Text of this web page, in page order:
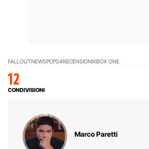
FALLOUTNEWSPCPS4RECENSIONIXBOX ONE
12
CONDIVISIONI
Marco Paretti